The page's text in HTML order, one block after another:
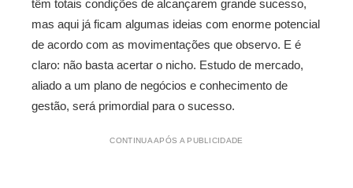
têm totais condições de alcançarem grande sucesso,
mas aqui já ficam algumas ideias com enorme potencial
de acordo com as movimentações que observo. E é
claro: não basta acertar o nicho. Estudo de mercado,
aliado a um plano de negócios e conhecimento de
gestão, será primordial para o sucesso.
CONTINUA APÓS A PUBLICIDADE